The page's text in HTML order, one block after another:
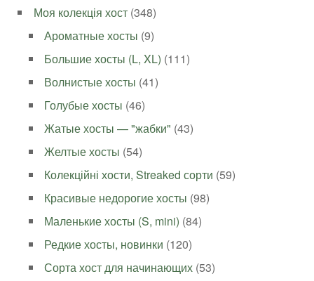
Моя колекція хост (348)
Ароматные хосты (9)
Большие хосты (L, XL) (111)
Волнистые хосты (41)
Голубые хосты (46)
Жатые хосты — "жабки" (43)
Желтые хосты (54)
Колекційні хости, Streaked сорти (59)
Красивые недорогие хосты (98)
Маленькие хосты (S, mini) (84)
Редкие хосты, новинки (120)
Сорта хост для начинающих (53)